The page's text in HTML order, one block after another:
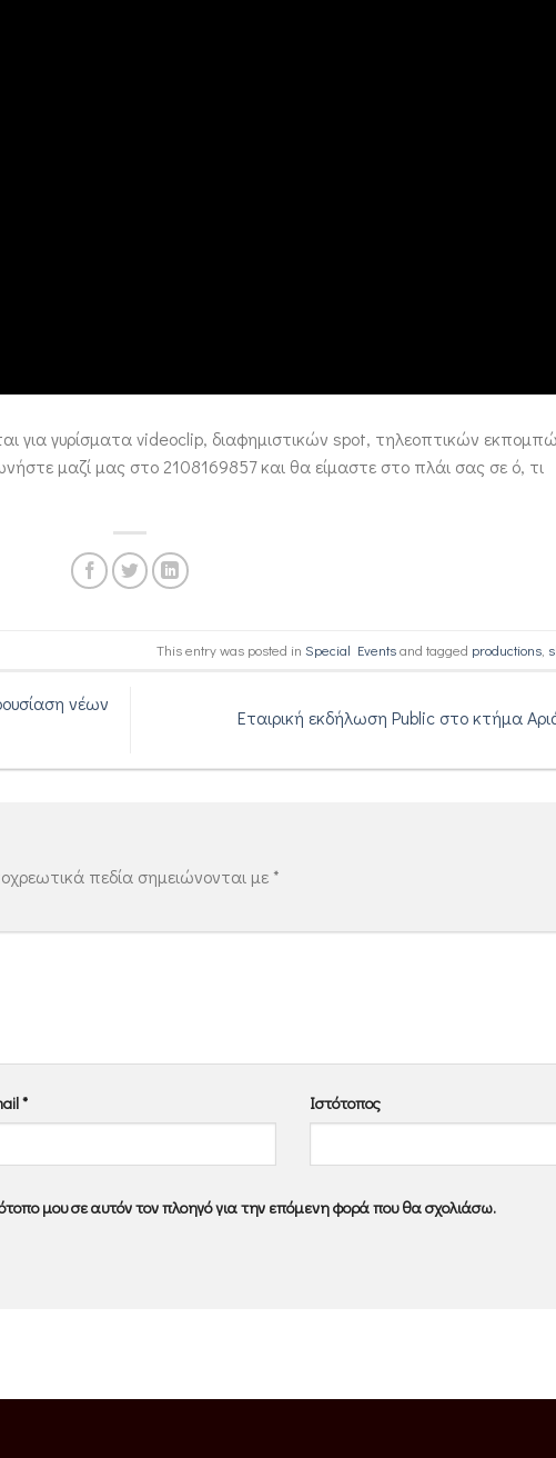
για γυρίσματα videoclip, διαφημιστικών spot, τηλεοπτικών
μαζί μας στο 2108169857 και θα είμαστε στο πλάι σας σε ό, τι
This entry was posted in Special Eventsand tagged productions,
νέων
Εταιρική εκδήλωση Public στο κτήμα
πεδία σημειώνονται με *
* Ιστότοπος
μου σε αυτόν τον πλοηγό για την επόμενη φορά που θα σχολιάσω.